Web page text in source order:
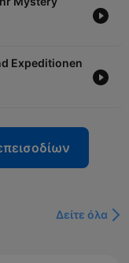
Expeditionen
Δείτε όλα